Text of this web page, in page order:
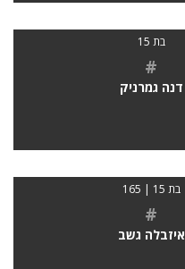
בת 15
#
דנה גמרניק
בת 15 | 165
#
איזבלה גשב